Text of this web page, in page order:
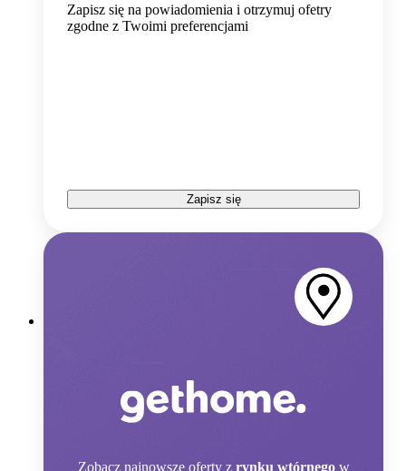
Zapisz się na powiadomienia i otrzymuj ofetry
zgodne z Twoimi preferencjami
Zapisz się
Zobacz najnowsze oferty z rynku wtórnego w